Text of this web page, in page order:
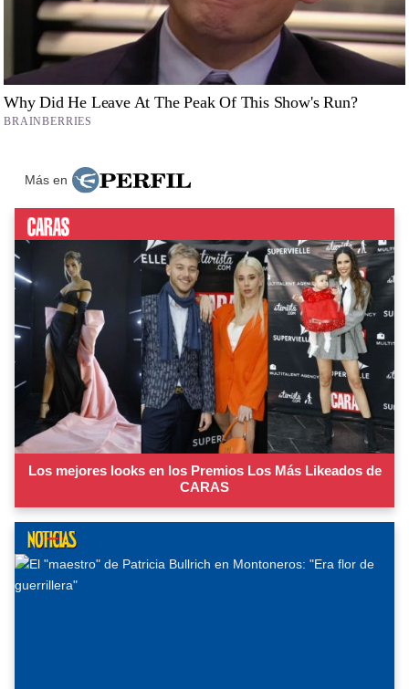
Más en
Los mejores looks en los Premios Los Más Likeados de
CARAS